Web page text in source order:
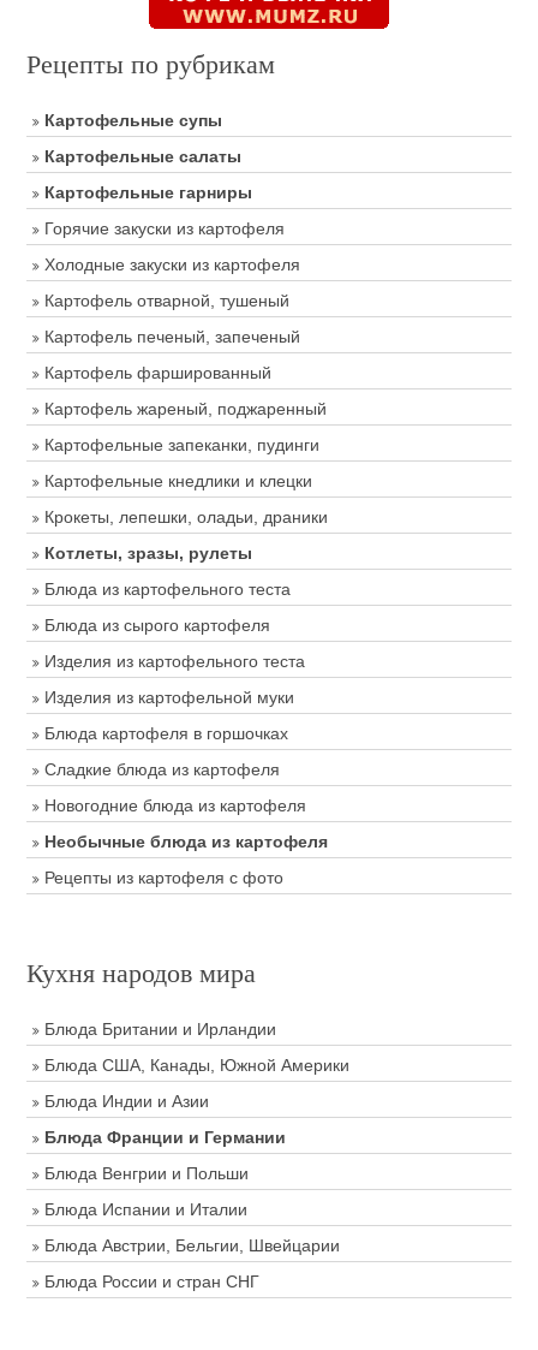
Рецепты по рубрикам
Картофельные супы
Картофельные салаты
Картофельные гарниры
Горячие закуски из картофеля
Холодные закуски из картофеля
Картофель отварной, тушеный
Картофель печеный, запеченый
Картофель фаршированный
Картофель жареный, поджаренный
Картофельные запеканки, пудинги
Картофельные кнедлики и клецки
Крокеты, лепешки, оладьи, драники
Котлеты, зразы, рулеты
Блюда из картофельного теста
Блюда из сырого картофеля
Изделия из картофельного теста
Изделия из картофельной муки
Блюда картофеля в горшочках
Сладкие блюда из картофеля
Новогодние блюда из картофеля
Необычные блюда из картофеля
Рецепты из картофеля с фото
Кухня народов мира
Блюда Британии и Ирландии
Блюда США, Канады, Южной Америки
Блюда Индии и Азии
Блюда Франции и Германии
Блюда Венгрии и Польши
Блюда Испании и Италии
Блюда Австрии, Бельгии, Швейцарии
Блюда России и стран СНГ